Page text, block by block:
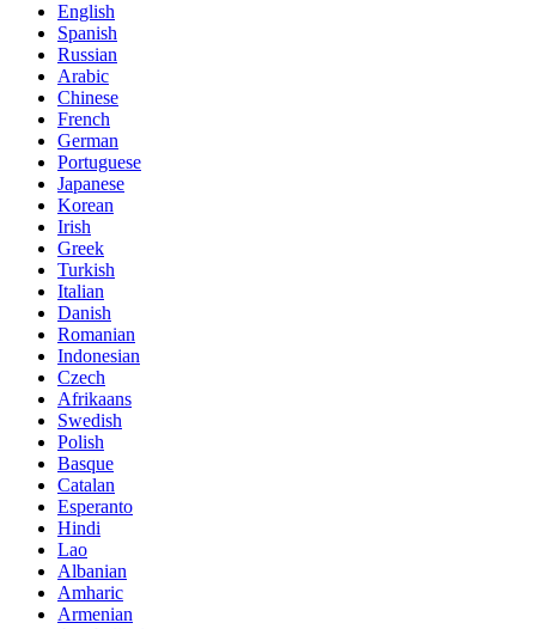
English
Spanish
Russian
Arabic
Chinese
French
German
Portuguese
Japanese
Korean
Irish
Greek
Turkish
Italian
Danish
Romanian
Indonesian
Czech
Afrikaans
Swedish
Polish
Basque
Catalan
Esperanto
Hindi
Lao
Albanian
Amharic
Armenian